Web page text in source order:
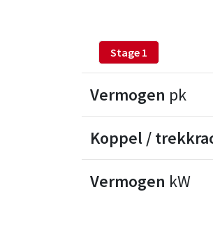
Stage 1
Vermogen pk
Koppel /
Vermogen kW